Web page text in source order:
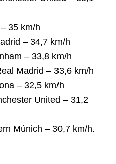
35 km/h
– 34,7 km/h
– 33,8 km/h
Madrid – 33,6 km/h
– 32,5 km/h
United – 31,2
Múnich – 30,7 km/h.